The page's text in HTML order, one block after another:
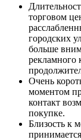
торговом
городских
больше
рекламного
Очень
моментом
контакт
покупке.
Близость к